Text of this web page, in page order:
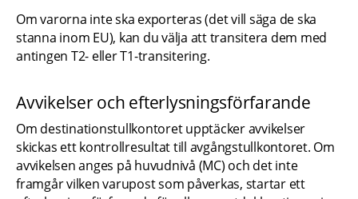
Om varorna inte ska exporteras (det vill säga de ska
stanna inom EU), kan du välja att transitera dem med
antingen T2- eller T1-transitering.
Avvikelser och efterlysningsförfarande
Om destinationstullkontoret upptäcker avvikelser
skickas ett kontrollresultat till avgångstullkontoret. Om
avvikelsen anges på huvudnivå (MC) och det inte
framgår vilken varupost som påverkas, startar ett